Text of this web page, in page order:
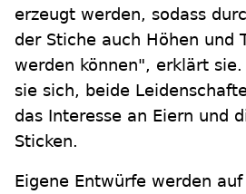
erzeugt werden, sodass
der Stiche auch Höhen und
werden können", erklärt sie.
sie sich, beide
das Interesse an Eiern und
Sticken.
Eigene Entwürfe werden